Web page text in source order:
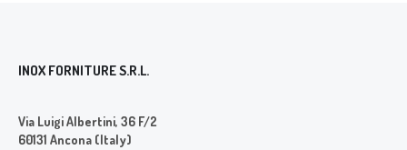
INOX FORNITURE S.R.L.
Via Luigi Albertini, 36 F/2
60131 Ancona (Italy)